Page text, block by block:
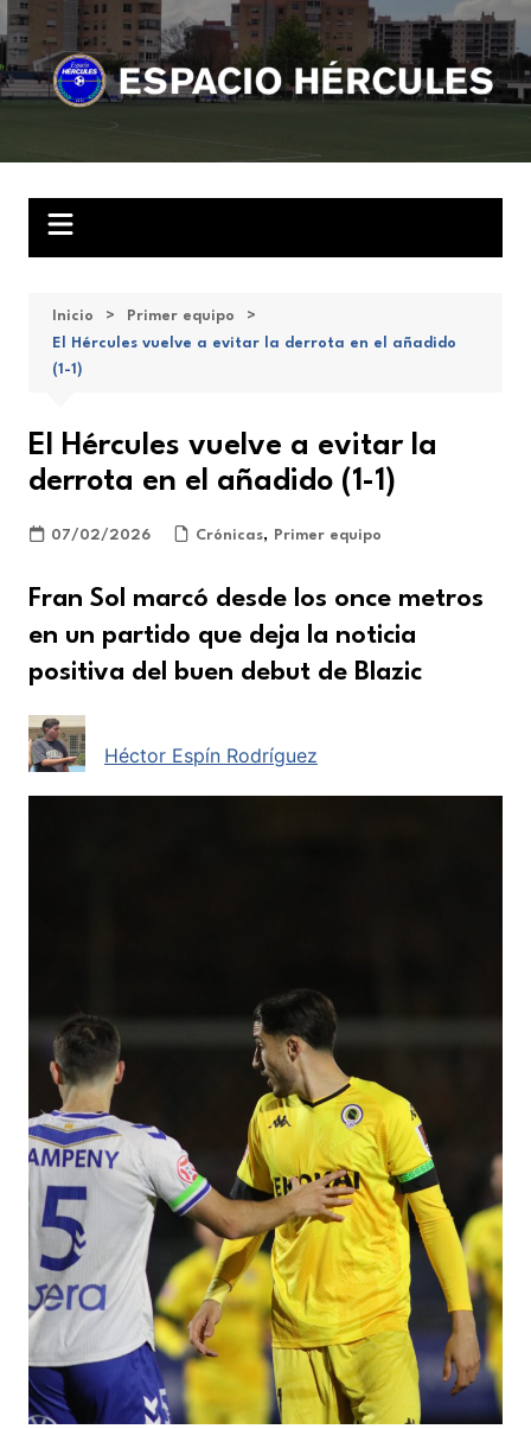
Saltar
al
contenido
Inicio
Primer equipo
El Hércules vuelve a evitar la derrota en el añadido
(1-1)
El Hércules vuelve a evitar la
derrota en el añadido (1-1)
07/02/2026 Crónicas, Primer equipo
Fran Sol marcó desde los once metros
en un partido que deja la noticia
positiva del buen debut de Blazic
Héctor Espín Rodríguez